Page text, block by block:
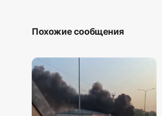
Похожие сообщения